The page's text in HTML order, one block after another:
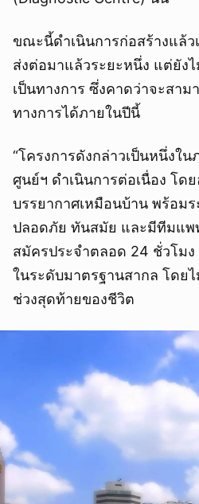
ขณะนี้ดำเนินการก่อสร้างแล้ว
ส่งต่อมาแล้วระยะหนึ่ง แต่ยัง
เป็นทางการ ซึ่งคาดว่าจะสาม
ทางการได้ภายในปีนี้
“โครงการดังกล่าวเป็นหนึ่งใ
ศูนย์ฯ ดำเนินการต่อเนื่อง โด
บรรยากาศเหมือนบ้าน พร้อม
ปลอดภัย ทันสมัย และมีทีมแพ
สมัครประจำตลอด 24 ชั่วโม
ในระดับมาตรฐานสากล โดย
ช่วงสุดท้ายของชีวิต